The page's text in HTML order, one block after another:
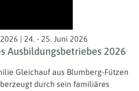
| 24. - 25. Juni 2026
Ausbildungsbetriebes 2026
Gleichauf aus Blumberg-Fützen
durch sein familiäres